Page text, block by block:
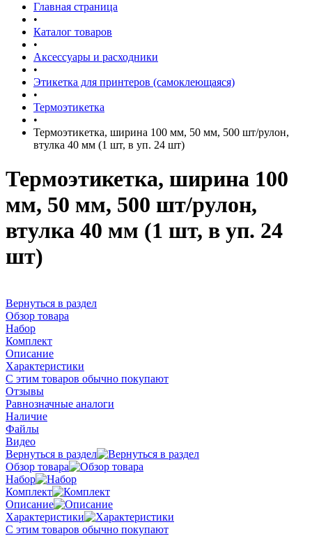
Главная страница
•
Каталог товаров
•
Аксессуары и расходники
•
Этикетка для принтеров (самоклеющаяся)
•
Термоэтикетка
•
Термоэтикетка, ширина 100 мм, 50 мм, 500 шт/рулон,
втулка 40 мм (1 шт, в уп. 24 шт)
Термоэтикетка, ширина 100
мм, 50 мм, 500 шт/рулон,
втулка 40 мм (1 шт, в уп. 24
шт)
Вернуться в раздел
Обзор товара
Набор
Комплект
Описание
Характеристики
С этим товаров обычно покупают
Отзывы
Равнозначные аналоги
Наличие
Файлы
Видео
Вернуться в раздел
Обзор товара
Набор
Комплект
Описание
Характеристики
С этим товаров обычно покупают